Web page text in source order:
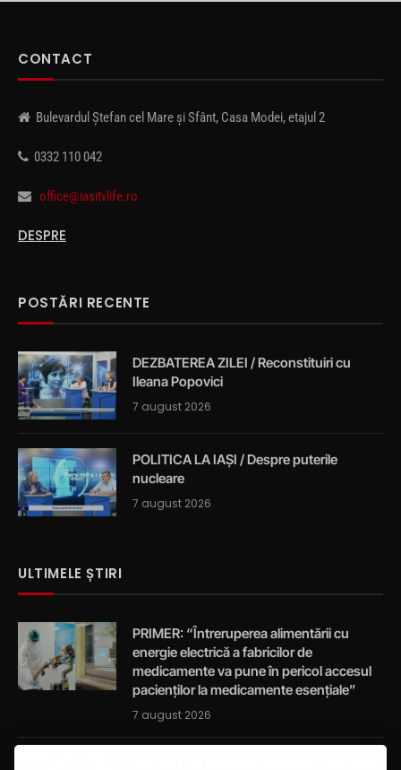
CONTACT
Bulevardul Ștefan cel Mare și Sfânt, Casa Modei, etajul 2
0332 110 042
office@iasitvlife.ro
DESPRE
POSTĂRI RECENTE
DEZBATEREA ZILEI / Reconstituiri cu
Ileana Popovici
7 august 2026
POLITICA LA IAȘI / Despre puterile
nucleare
7 august 2026
ULTIMELE ȘTIRI
PRIMER: “Întreruperea alimentării cu
energie electrică a fabricilor de
medicamente va pune în pericol accesul
pacienților la medicamente esențiale”
7 august 2026